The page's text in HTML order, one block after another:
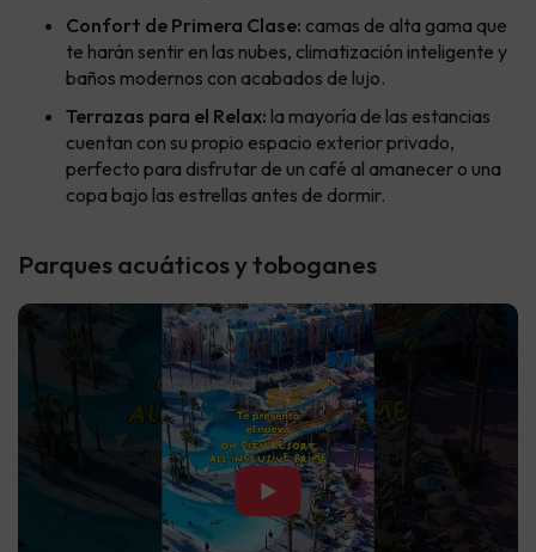
Confort de Primera Clase: camas de alta gama que
te harán sentir en las nubes, climatización inteligente y
baños modernos con acabados de lujo.
Terrazas para el Relax: la mayoría de las estancias
cuentan con su propio espacio exterior privado,
perfecto para disfrutar de un café al amanecer o una
copa bajo las estrellas antes de dormir.
Parques acuáticos y toboganes
▶